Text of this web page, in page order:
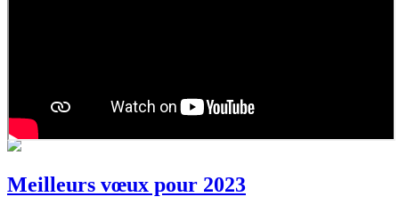
Meilleurs vœux pour 2023